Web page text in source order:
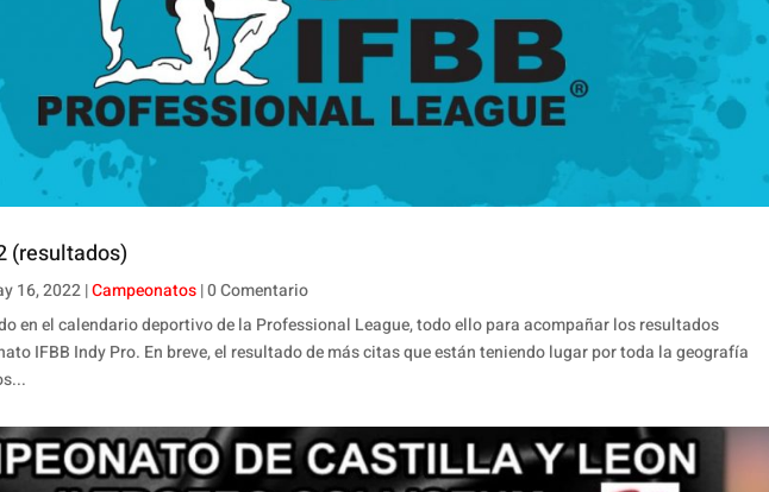
(resultados)
16, 2022|Campeonatos| 0 Comentario
en el calendario deportivo de la Professional League, todo ello para acompañar los resultados
IFBB Indy Pro. En breve, el resultado de más citas que están teniendo lugar por toda la geografía